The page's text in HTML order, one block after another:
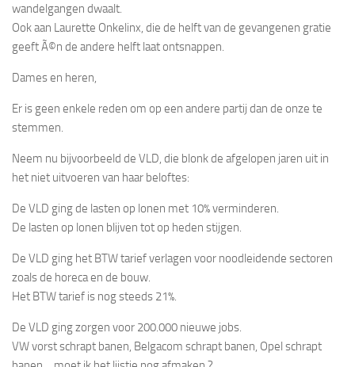
wandelgangen dwaalt.
Ook aan Laurette Onkelinx, die de helft van de gevangenen gratie
geeft Ã©n de andere helft laat ontsnappen.
Dames en heren,
Er is geen enkele reden om op een andere partij dan de onze te
stemmen.
Neem nu bijvoorbeeld de VLD, die blonk de afgelopen jaren uit in
het niet uitvoeren van haar beloftes:
De VLD ging de lasten op lonen met 10% verminderen.
De lasten op lonen blijven tot op heden stijgen.
De VLD ging het BTW tarief verlagen voor noodleidende sectoren
zoals de horeca en de bouw.
Het BTW tarief is nog steeds 21%.
De VLD ging zorgen voor 200.000 nieuwe jobs.
VW vorst schrapt banen, Belgacom schrapt banen, Opel schrapt